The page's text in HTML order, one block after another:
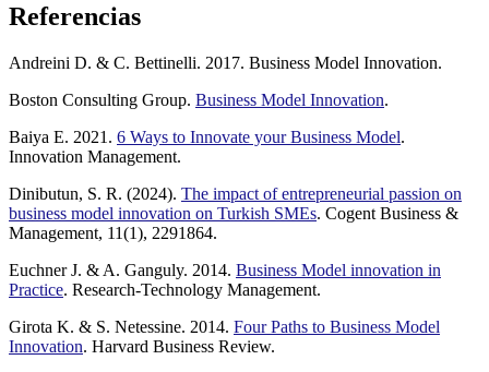
Referencias
Andreini D. & C. Bettinelli. 2017. Business Model Innovation.
Boston Consulting Group. Business Model Innovation.
Baiya E. 2021. 6 Ways to Innovate your Business Model.
Innovation Management.
Dinibutun, S. R. (2024). The impact of entrepreneurial passion on
business model innovation on Turkish SMEs. Cogent Business &
Management, 11(1), 2291864.
Euchner J. & A. Ganguly. 2014. Business Model innovation in
Practice. Research-Technology Management.
Girota K. & S. Netessine. 2014. Four Paths to Business Model
Innovation. Harvard Business Review.